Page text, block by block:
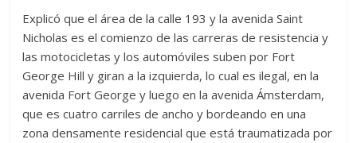
Explicó que el área de la calle 193 y la avenida Saint
Nicholas es el comienzo de las carreras de resistencia y
las motocicletas y los automóviles suben por Fort
George Hill y giran a la izquierda, lo cual es ilegal, en la
avenida Fort George y luego en la avenida Ámsterdam,
que es cuatro carriles de ancho y bordeando en una
zona densamente residencial que está traumatizada por